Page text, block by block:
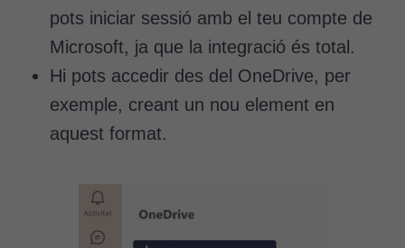
pots iniciar sessió amb el teu compte de
Microsoft, ja que la integració és total.
Hi pots accedir des del OneDrive, per
exemple, creant un nou element en
aquest format.